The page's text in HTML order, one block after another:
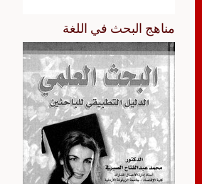
مناهج البحث في اللغة